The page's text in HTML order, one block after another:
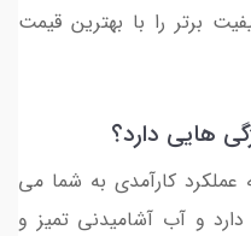
برتر را با بهترین قیمت
هایی دارد؟
عملکرد کارآمدی به شما می
و آب آشامیدنی تمیز و